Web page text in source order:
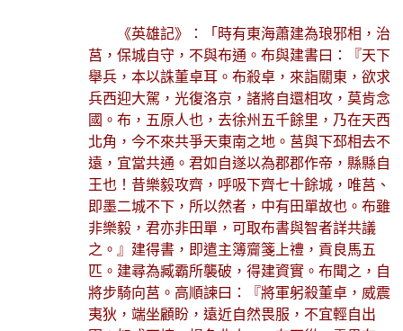
《英雄記》：「時有東海蕭建為琅邪相，治
莒，保城自守，不與布通。布與建書曰：『天下
舉兵，本以誅董卓耳。布殺卓，來詣關東，欲求
兵西迎大駕，光復洛京，諸將自還相攻，莫肯念
國。布，五原人也，去徐州五千餘里，乃在天西
北角，今不來共爭天東南之地。莒與下邳相去不
遠，宜當共通。君如自遂以為郡郡作帝，縣縣自
王也！昔樂毅攻齊，呼吸下齊七十餘城，唯莒、
即墨二城不下，所以然者，中有田單故也。布雖
非樂毅，君亦非田單，可取布書與智者詳共議
之。』建得書，即遣主簿齎箋上禮，貢良馬五
匹。建尋為臧霸所襲破，得建資實。布聞之，自
將步騎向莒。高順諫曰：『將軍躬殺董卓，威震
夷狄，端坐顧盼，遠近自然畏服，不宜輕自出